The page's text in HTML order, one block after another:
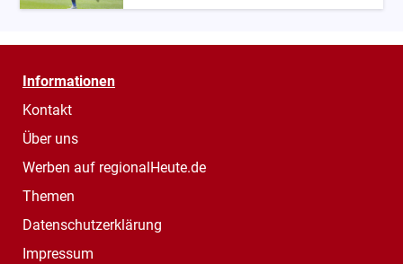
Informationen
Kontakt
Über uns
Werben auf regionalHeute.de
Themen
Datenschutzerklärung
Impressum